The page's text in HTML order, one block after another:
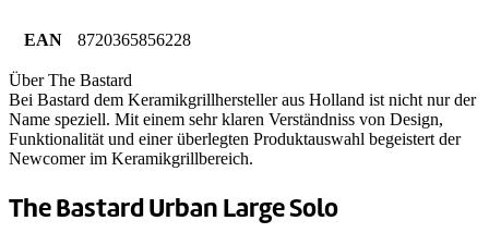
EAN 8720365856228
Über The Bastard
Bei Bastard dem Keramikgrillhersteller aus Holland ist nicht nur der
Name speziell. Mit einem sehr klaren Verständniss von Design,
Funktionalität und einer überlegten Produktauswahl begeistert der
Newcomer im Keramikgrillbereich.
The Bastard Urban Large Solo